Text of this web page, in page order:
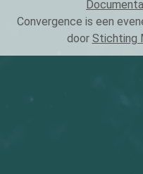
Convergence is een
door Stichting